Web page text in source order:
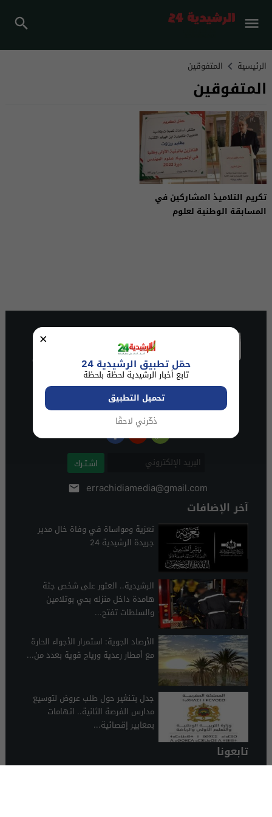
الرئيسية المتفوقين
المتفوقين
تكريم التلاميذ المشاركين في
المسابقة الوطنية لعلوم
اشـتـرك
errachidiamedia@gmail.com
آخر الإضافات
تعزية ومواساة في وفاة خال مدير
جريدة الرشيدية 24
الرشيدية.. العثور على شخص جثة
هامدة داخل منزله بحي بوتلامين
والسلطات تفتح...
الأرصاد الجوية: استمرار الأجواء الحارة
مع أمطار رعدية ورياح قوية بعدد من...
جدل بتـنغير حول طلب عروض لتوسيع
مدارس الفرصة الثانية.. اتهامات
بمعايير إقصائية...
تابعونا
×
حمّل تطبيق الرشيدية 24
تابع أخبار الرشيدية لحظة بلحظة
تحميل التطبيق
ذكّرني لاحقًا